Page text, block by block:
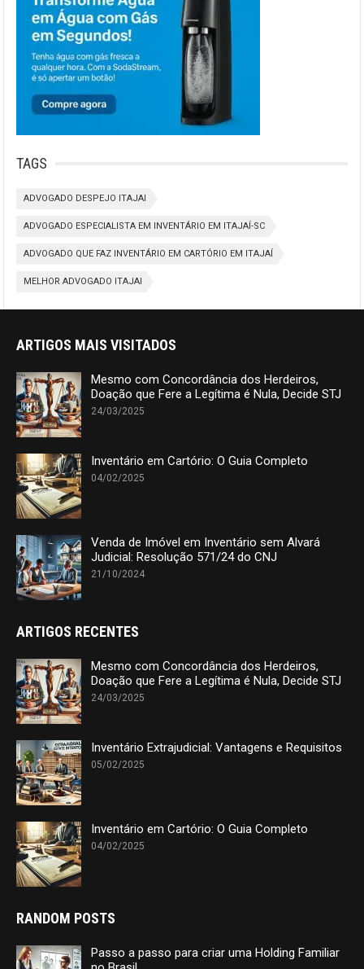
TAGS
ADVOGADO DESPEJO ITAJAI
ADVOGADO ESPECIALISTA EM INVENTÁRIO EM ITAJAÍ-SC
ADVOGADO QUE FAZ INVENTÁRIO EM CARTÓRIO EM ITAJAÍ
MELHOR ADVOGADO ITAJAI
ARTIGOS MAIS VISITADOS
Mesmo com Concordância dos Herdeiros,
Doação que Fere a Legítima é Nula, Decide STJ
24/03/2025
Inventário em Cartório: O Guia Completo
04/02/2025
Venda de Imóvel em Inventário sem Alvará
Judicial: Resolução 571/24 do CNJ
21/10/2024
ARTIGOS RECENTES
Mesmo com Concordância dos Herdeiros,
Doação que Fere a Legítima é Nula, Decide STJ
24/03/2025
Inventário Extrajudicial: Vantagens e Requisitos
05/02/2025
Inventário em Cartório: O Guia Completo
04/02/2025
RANDOM POSTS
Passo a passo para criar uma Holding Familiar